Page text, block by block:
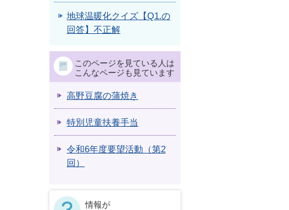
地球温暖化クイズ【Q1.の
回答】不正解
このページを見ている人は
こんなページも見ています
高野豆腐の蒲焼き
特別児童扶養手当
令和6年度要望活動（第2
回）
情報が